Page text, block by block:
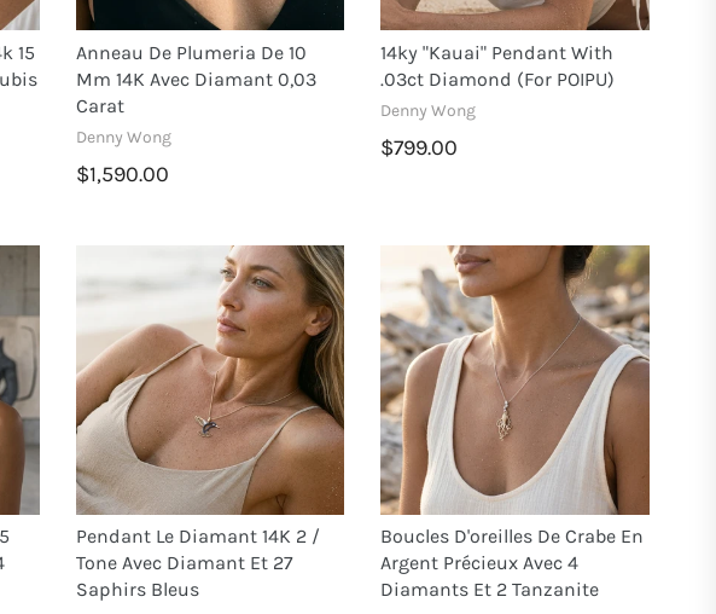
15
Anneau De Plumeria De 10
Mm 14K Avec Diamant 0,03
Carat
Denny Wong
$1,590.00
14ky "Kauai" Pendant With
.03ct Diamond (for POIPU)
Denny Wong
$799.00
Pendant Le Diamant 14K 2 /
Tone Avec Diamant Et 27
Saphirs Bleus
Boucles D'oreilles De Crabe En
Argent Précieux Avec 4
Diamants Et 2 Tanzanite